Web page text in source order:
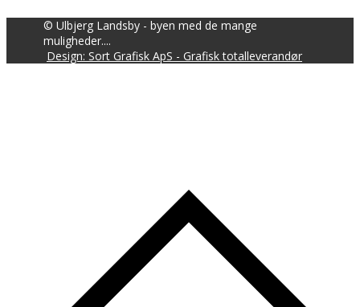
© Ulbjerg Landsby - byen med de mange
muligheder....
Design: Sort Grafisk ApS - Grafisk totalleverandør